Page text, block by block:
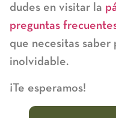
dudes en visitar la
preguntas
que necesitas
inolvidable.
¡Te esperamos!